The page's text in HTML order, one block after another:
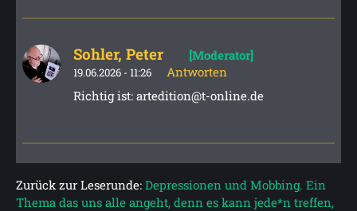
Sohler, Peter [Moderator]
19.06.2026 - 11:26
Antworten
Richtig ist: artedition@t-online.de
Zurück zur Leserunde: Depressionen und Mobbing. Ein
Thema das uns alle angeht, denn es kann jede*n treffen,